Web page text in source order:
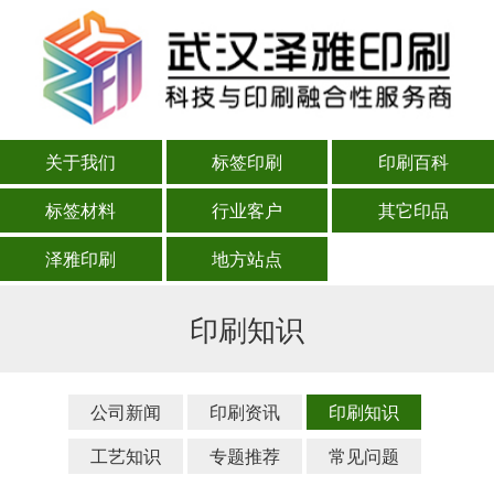
关于我们 标签印刷
印刷百科
标签材料
行业客户
其它印品
泽雅印刷
地方站点
印刷知识
公司新闻 印刷资讯
印刷知识
工艺知识
专题推荐 常见问题